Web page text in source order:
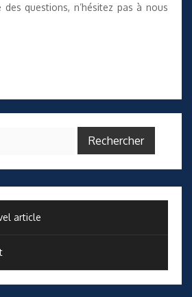
questions, n’hésitez pas à nous
article